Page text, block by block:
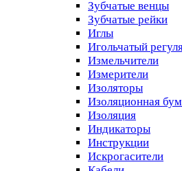
Зубчатые венцы
Зубчатые рейки
Иглы
Игольчатый
Измельчители
Измерители
Изоляторы
Изоляционная
Изоляция
Индикаторы
Инструкции
Искрогасители